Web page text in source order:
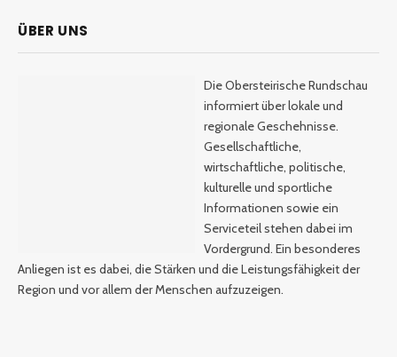
ÜBER UNS
Die Obersteirische Rundschau
informiert über lokale und
regionale Geschehnisse.
Gesellschaftliche,
wirtschaftliche, politische,
kulturelle und sportliche
Informationen sowie ein
Serviceteil stehen dabei im
Vordergrund. Ein besonderes
Anliegen ist es dabei, die Stärken und die Leistungsfähigkeit der
Region und vor allem der Menschen aufzuzeigen.